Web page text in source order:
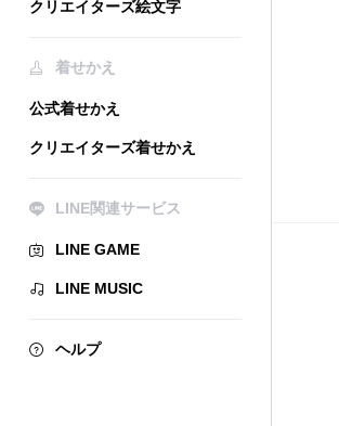
クリエイターズ絵文字
着せかえ
公式着せかえ
クリエイターズ着せかえ
LINE関連サービス
LINE GAME
LINE MUSIC
ヘルプ